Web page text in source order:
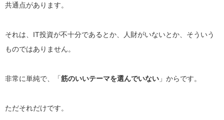
共通点があります。
それは、IT投資が不十分であるとか、人財がいないとか、そういう
ものではありません。
非常に単純で、「筋のいいテーマを選んでいない 」からです。
ただそれだけです。